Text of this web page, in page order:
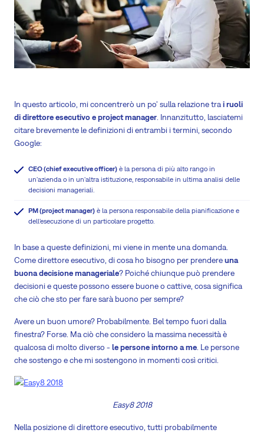
In questo articolo, mi concentrerò un po' sulla relazione trai ruoli
di direttore esecutivo e project manager. Innanzitutto, lasciatemi
citare brevemente le definizioni di entrambi i termini, secondo
Google:
CEO (chief executive officer) è la persona di più alto rango in
un'azienda o in un'altra istituzione, responsabile in ultima analisi delle
decisioni manageriali.
PM (project manager) è la persona responsabile della pianificazione e
dell'esecuzione di un particolare progetto.
In base a queste definizioni, mi viene in mente una domanda.
Come direttore esecutivo, di cosa ho bisogno per prendereuna
buona decisione manageriale? Poiché chiunque può prendere
decisioni e queste possono essere buone o cattive, cosa significa
che ciò che sto per fare sarà buono per sempre?
Avere un buon umore? Probabilmente. Bel tempo fuori dalla
finestra? Forse. Ma ciò che considero la massima necessità è
qualcosa di molto diverso - le persone intorno a me. Le persone
che sostengo e che mi sostengono in momenti così critici.
Easy8 2018
Nella posizione di direttore esecutivo, tutti probabilmente